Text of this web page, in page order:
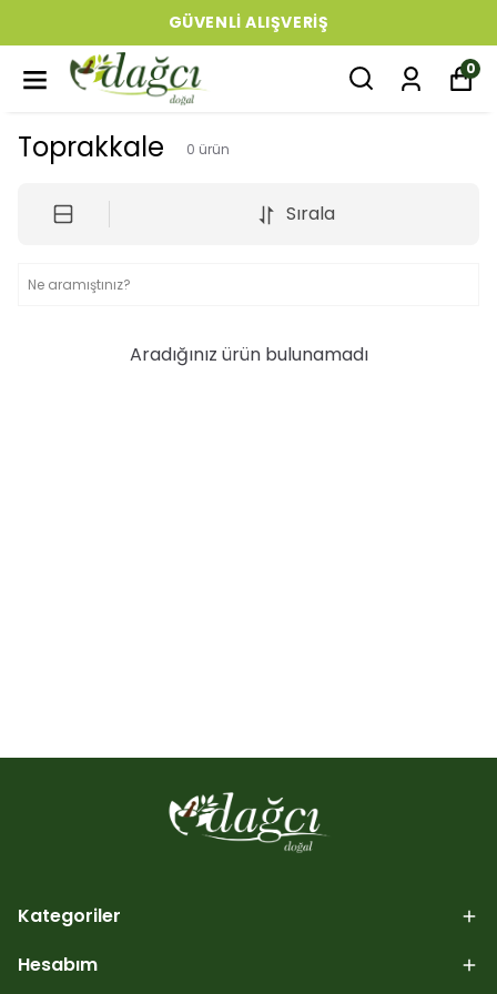
GÜVENLI ALIŞVERIŞ
0
Toprakkale 0 ürün
Sırala
Aradığınız ürün bulunamadı
Kategoriler
Hesabım